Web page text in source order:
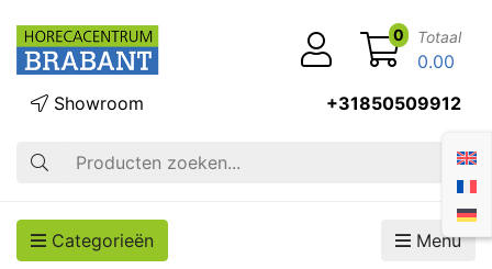
Zoek op
Showroom +31850509912
0 Totaal
0.00
Categorieën Menu